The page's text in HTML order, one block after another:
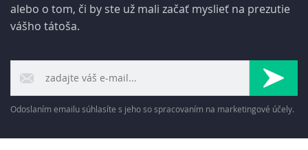
alebo o tom, či by ste už mali začať myslieť na prezutie
vášho tátoša.
Odoslaním emailu súhlasíte s jeho so spracovaním na marketingové účely.